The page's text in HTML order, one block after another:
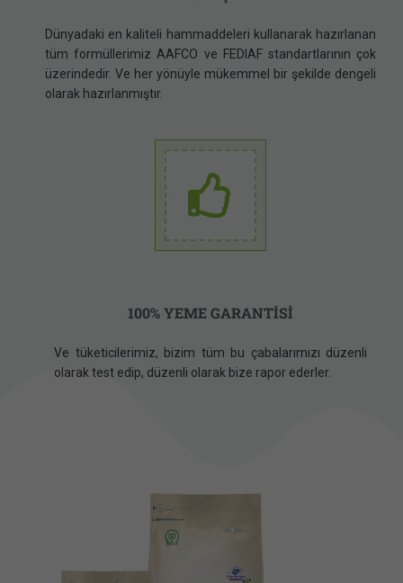
Dünyadaki en kaliteli hammaddeleri kullanarak hazırlanan
tüm formüllerimiz AAFCO ve FEDIAF standartlarının çok
üzerindedir. Ve her yönüyle mükemmel bir şekilde dengeli
olarak hazırlanmıştır.
100% YEME GARANTİSİ
Ve tüketicilerimiz, bizim tüm bu çabalarımızı düzenli
olarak test edip, düzenli olarak bize rapor ederler.